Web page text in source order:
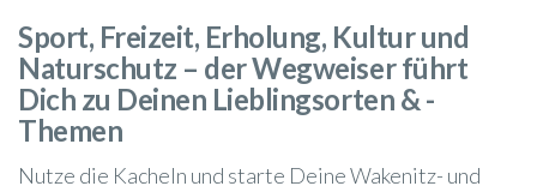
Sport, Freizeit, Erholung, Kultur und
Naturschutz – der Wegweiser führt
Dich zu Deinen Lieblingsorten & -
Themen
Nutze die Kacheln und starte Deine Wakenitz- und